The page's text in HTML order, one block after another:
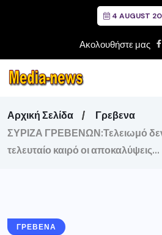
4 AUGUST
Ακολουθήστε μας
Αρχική Σελίδα
Γρεβενα
ΣΥΡΙΖΑ ΓΡΕΒΕΝΩΝ:Τελειωμό
τελευταίο καιρό οι αποκαλύψεις…
ΓΡΕΒΕΝΑ